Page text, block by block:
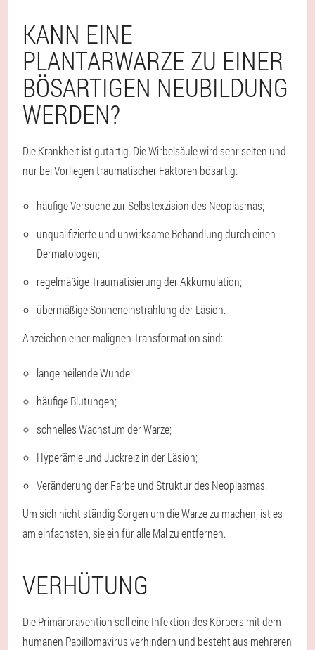
KANN EINE
PLANTARWARZE ZU EINER
BÖSARTIGEN NEUBILDUNG
WERDEN?
Die Krankheit ist gutartig. Die Wirbelsäule wird sehr selten und
nur bei Vorliegen traumatischer Faktoren bösartig:
häufige Versuche zur Selbstexzision des Neoplasmas;
unqualifizierte und unwirksame Behandlung durch einen
Dermatologen;
regelmäßige Traumatisierung der Akkumulation;
übermäßige Sonneneinstrahlung der Läsion.
Anzeichen einer malignen Transformation sind:
lange heilende Wunde;
häufige Blutungen;
schnelles Wachstum der Warze;
Hyperämie und Juckreiz in der Läsion;
Veränderung der Farbe und Struktur des Neoplasmas.
Um sich nicht ständig Sorgen um die Warze zu machen, ist es
am einfachsten, sie ein für alle Mal zu entfernen.
VERHÜTUNG
Die Primärprävention soll eine Infektion des Körpers mit dem
humanen Papillomavirus verhindern und besteht aus mehreren